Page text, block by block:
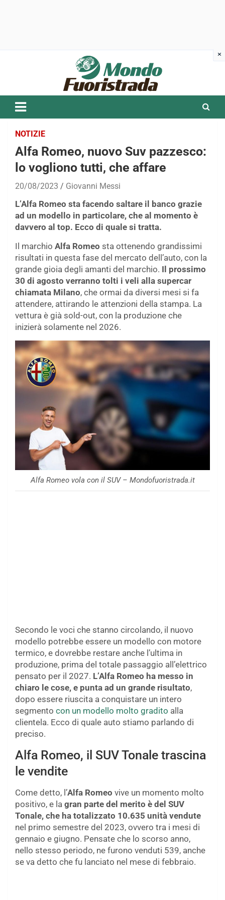
NOTIZIE
Alfa Romeo, nuovo Suv pazzesco:
lo vogliono tutti, che affare
20/08/2023 Giovanni Messi
L’Alfa Romeo sta facendo saltare il banco grazie
ad un modello in particolare, che al momento è
davvero al top. Ecco di quale si tratta.
Il marchio Alfa Romeo sta ottenendo grandissimi
risultati in questa fase del mercato dell’auto, con la
grande gioia degli amanti del marchio. Il prossimo
30 di agosto verranno tolti i veli alla supercar
chiamata Milano, che ormai da diversi mesi si fa
attendere, attirando le attenzioni della stampa. La
vettura è già sold-out, con la produzione che
inizierà solamente nel 2026.
Alfa Romeo vola con il SUV – Mondofuoristrada.it
Secondo le voci che stanno circolando, il nuovo
modello potrebbe essere un modello con motore
termico, e dovrebbe restare anche l’ultima in
produzione, prima del totale passaggio all’elettrico
pensato per il 2027. L’Alfa Romeo ha messo in
chiaro le cose, e punta ad un grande risultato,
dopo essere riuscita a conquistare un intero
segmento con un modello molto gradito alla
clientela. Ecco di quale auto stiamo parlando di
preciso.
Alfa Romeo, il SUV Tonale trascina
le vendite
Come detto, l’Alfa Romeo vive un momento molto
positivo, e la gran parte del merito è del SUV
Tonale, che ha totalizzato 10.635 unità vendute
nel primo semestre del 2023, ovvero tra i mesi di
gennaio e giugno. Pensate che lo scorso anno,
nello stesso periodo, ne furono venduti 539, anche
se va detto che fu lanciato nel mese di febbraio.